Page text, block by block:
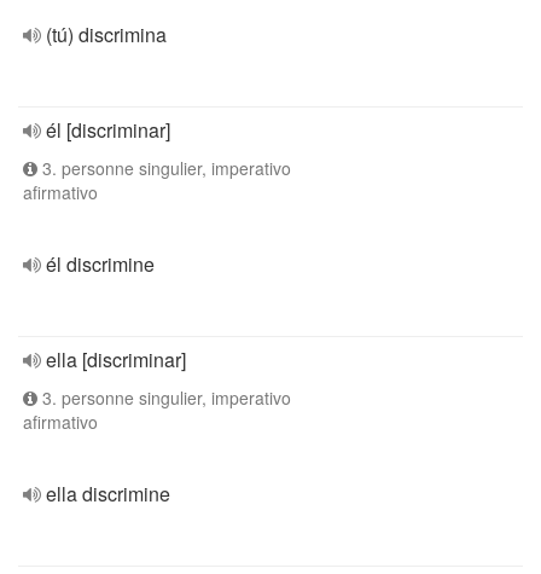
(tú) discrimina
él [discriminar]
3. personne singulier, imperativo
afirmativo
él discrimine
ella [discriminar]
3. personne singulier, imperativo
afirmativo
ella discrimine